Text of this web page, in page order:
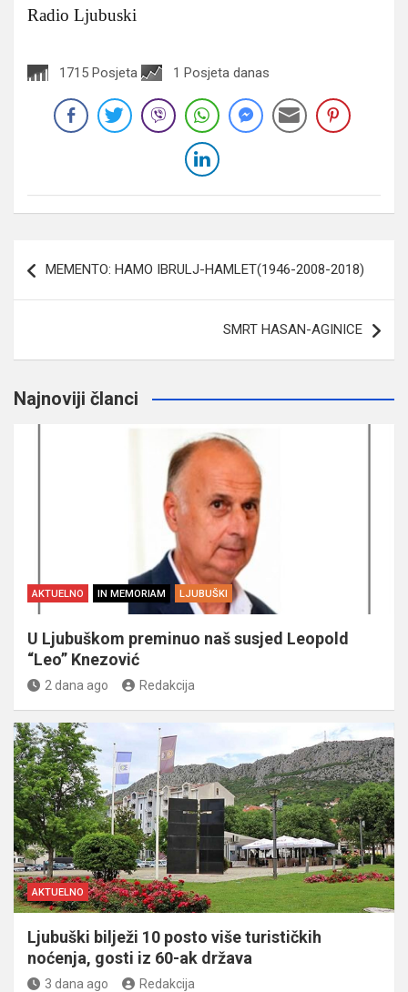
Radio Ljubuski
1715 Posjeta 1 Posjeta danas
članaka
MEMENTO: HAMO IBRULJ-HAMLET(1946-2008-2018)
SMRT HASAN-AGINICE
Najnoviji članci
AKTUELNO IN MEMORIAM LJUBUŠKI
U Ljubuškom preminuo naš susjed Leopold
“Leo” Knezović
2 dana ago Redakcija
AKTUELNO
Ljubuški bilježi 10 posto više turističkih
noćenja, gosti iz 60-ak država
3 dana ago Redakcija